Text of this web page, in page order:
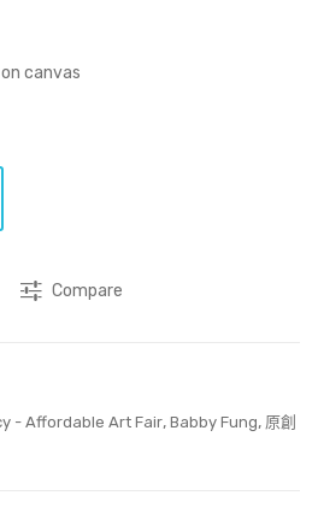
canvas
Compare
- Affordable Art Fair, Babby Fung, 原創